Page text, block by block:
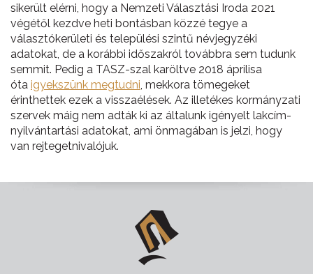
sikerült elérni, hogy a Nemzeti Választási Iroda 2021
végétől kezdve heti bontásban közzé tegye a
választókerületi és települési szintű névjegyzéki
adatokat, de a korábbi időszakról továbbra sem tudunk
semmit. Pedig a TASZ-szal karöltve 2018 áprilisa
óta igyekszünk megtudni, mekkora tömegeket
érinthettek ezek a visszaélések. Az illetékes kormányzati
szervek máig nem adták ki az általunk igényelt lakcím-
nyilvántartási adatokat, ami önmagában is jelzi, hogy
van rejtegetnivalójuk.